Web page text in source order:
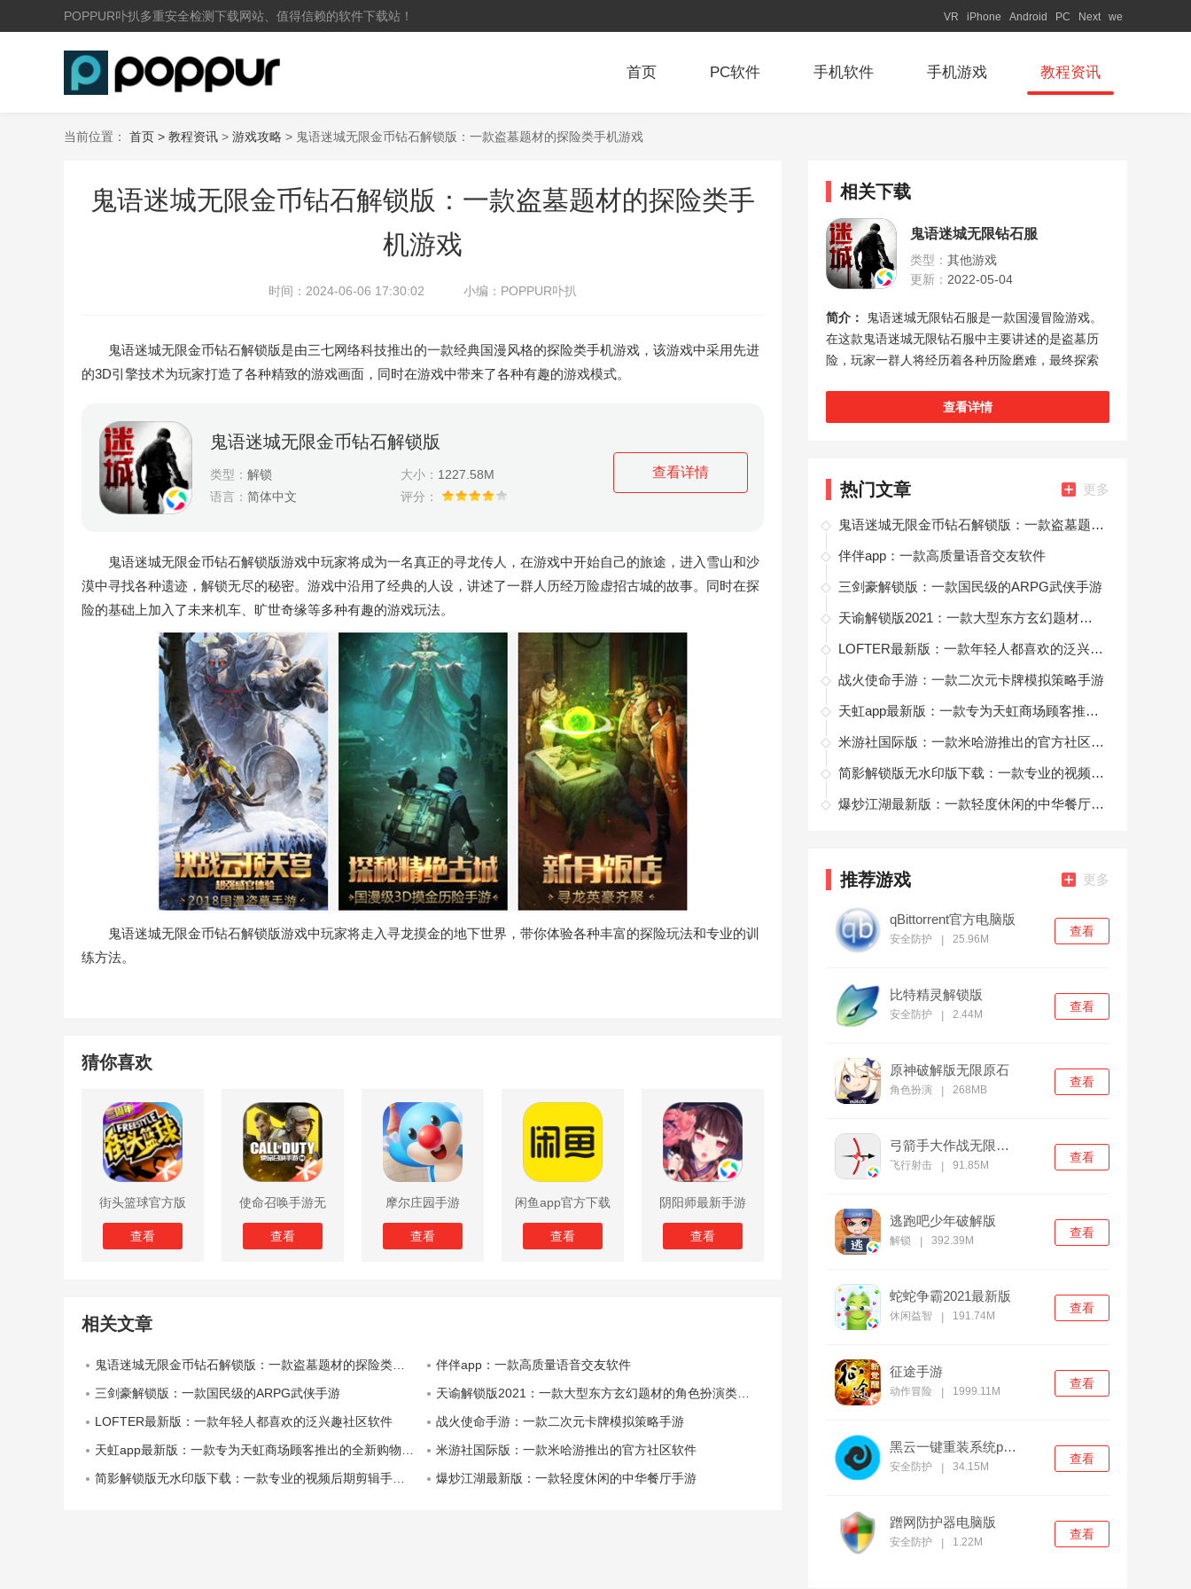
POPPUR卟扒多重安全检测下载网站、值得信赖的软件下载站！ VR iPhone Android PC Next we
首页 PC软件 手机软件 手机游戏 教程资讯
当前位置： 首页 > 教程资讯 > 游戏攻略 > 鬼语迷城无限金币钻石解锁版：一款盗墓题材的探险类手机游戏
鬼语迷城无限金币钻石解锁版：一款盗墓题材的探险类手
机游戏
时间： 2024-06-06 17:30:02 小编： POPPUR卟扒
鬼语迷城无限金币钻石解锁版是由三七网络科技推出的一款经典国漫风格的探险类手机游戏，该游戏中采用先进
的3D引擎技术为玩家打造了各种精致的游戏画面，同时在游戏中带来了各种有趣的游戏模式。
鬼语迷城无限金币钻石解锁版
类型： 解锁 大小： 1227.58M
语言： 简体中文 评分：
查看详情
鬼语迷城无限金币钻石解锁版游戏中玩家将成为一名真正的寻龙传人，在游戏中开始自己的旅途，进入雪山和沙
漠中寻找各种遗迹，解锁无尽的秘密。游戏中沿用了经典的人设，讲述了一群人历经万险虚招古城的故事。同时在探
险的基础上加入了未来机车、旷世奇缘等多种有趣的游戏玩法。
鬼语迷城无限金币钻石解锁版游戏中玩家将走入寻龙摸金的地下世界，带你体验各种丰富的探险玩法和专业的训
练方法。
猜你喜欢
街头篮球官方版
查看
使命召唤手游无
限子弹版
查看
摩尔庄园手游
查看
闲鱼app官方下载
查看
阴阳师最新手游
版
查看
相关文章
鬼语迷城无限金币钻石解锁版：一款盗墓题材的探险类手机游戏
伴伴app：一款高质量语音交友软件
三剑豪解锁版：一款国民级的ARPG武侠手游
天谕解锁版2021：一款大型东方玄幻题材的角色扮演类手机游戏
LOFTER最新版：一款年轻人都喜欢的泛兴趣社区软件
战火使命手游：一款二次元卡牌模拟策略手游
天虹app最新版：一款专为天虹商场顾客推出的全新购物手机软件
米游社国际版：一款米哈游推出的官方社区软件
简影解锁版无水印版下载：一款专业的视频后期剪辑手机软件
爆炒江湖最新版：一款轻度休闲的中华餐厅手游
相关下载
鬼语迷城无限钻石服
类型： 其他游戏
更新： 2022-05-04
简介：
鬼语迷城无限钻石服是一款国漫冒险游戏。
在这款鬼语迷城无限钻石服中主要讲述的是盗墓历
险，玩家一群人将经历着各种历险磨难，最终探索
都要化险为夷，紧张又刺激的冒险体验，玩家们准
备好了吗？快来一起试试这款鬼语迷城无限
查看详情
热门文章 更多
鬼语迷城无限金币钻石解锁版：一款盗墓题材的探险类手机游戏
伴伴app：一款高质量语音交友软件
三剑豪解锁版：一款国民级的ARPG武侠手游
天谕解锁版2021：一款大型东方玄幻题材的角色扮演类手机游戏
LOFTER最新版：一款年轻人都喜欢的泛兴趣社区软件
战火使命手游：一款二次元卡牌模拟策略手游
天虹app最新版：一款专为天虹商场顾客推出的全新购物手机软件
米游社国际版：一款米哈游推出的官方社区软件
简影解锁版无水印版下载：一款专业的视频后期剪辑手机软件
爆炒江湖最新版：一款轻度休闲的中华餐厅手游
推荐游戏 更多
qBittorrent官方电脑版
安全防护 25.96M
查看
比特精灵解锁版
安全防护 2.44M
查看
原神破解版无限原石
角色扮演 268MB
查看
弓箭手大作战无限金币版
飞行射击 91.85M
查看
逃跑吧少年破解版
解锁 392.39M
查看
蛇蛇争霸2021最新版
休闲益智 191.74M
查看
征途手游
动作冒险 1999.11M
查看
黑云一键重装系统pc官方版
安全防护 34.15M
查看
蹭网防护器电脑版
安全防护 1.22M
查看